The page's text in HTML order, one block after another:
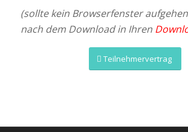
(sollte kein Browserfenster
nach dem Download in Ihren
Teilnehmervertrag